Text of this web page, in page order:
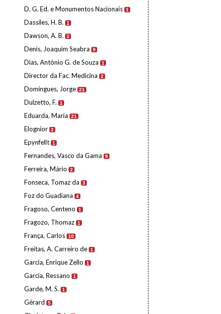
D. G. Ed. e Monumentos Nacionais 1
Dassiles, H. B. 1
Dawson, A. B. 2
Denis, Joaquim Seabra 9
Dias, António G. de Souza 1
Director da Fac. Medicina 2
Domingues, Jorge 21
Dulzetto, F. 1
Eduarda, Maria 21
Elognior 2
Epynfellt 1
Fernandes, Vasco da Gama 9
Ferreira, Mário 2
Fonseca, Tomaz da 3
Foz do Guadiana 4
Fragoso, Centeno 1
Fragozo, Thomaz 1
França, Carlos 10
Freitas, A. Carreiro de 1
Garcia, Enrique Zello 1
Garcia, Ressano 1
Garde, M. S. 1
Gérard 5